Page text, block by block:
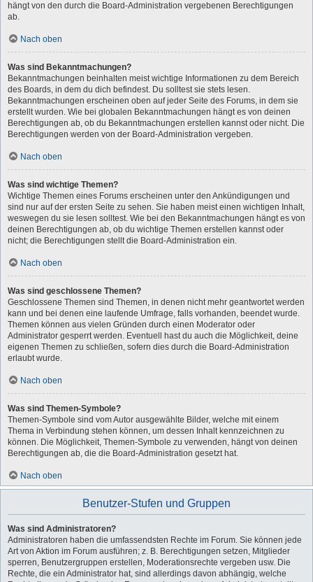
hängt von den durch die Board-Administration vergebenen Berechtigungen
ab.
Nach oben
Was sind Bekanntmachungen?
Bekanntmachungen beinhalten meist wichtige Informationen zu dem Bereich
des Boards, in dem du dich befindest. Du solltest sie stets lesen.
Bekanntmachungen erscheinen oben auf jeder Seite des Forums, in dem sie
erstellt wurden. Wie bei globalen Bekanntmachungen hängt es von deinen
Berechtigungen ab, ob du Bekanntmachungen erstellen kannst oder nicht. Die
Berechtigungen werden von der Board-Administration vergeben.
Nach oben
Was sind wichtige Themen?
Wichtige Themen eines Forums erscheinen unter den Ankündigungen und
sind nur auf der ersten Seite zu sehen. Sie haben meist einen wichtigen Inhalt,
weswegen du sie lesen solltest. Wie bei den Bekanntmachungen hängt es von
deinen Berechtigungen ab, ob du wichtige Themen erstellen kannst oder
nicht; die Berechtigungen stellt die Board-Administration ein.
Nach oben
Was sind geschlossene Themen?
Geschlossene Themen sind Themen, in denen nicht mehr geantwortet werden
kann und bei denen eine laufende Umfrage, falls vorhanden, beendet wurde.
Themen können aus vielen Gründen durch einen Moderator oder
Administrator gesperrt werden. Eventuell hast du auch die Möglichkeit, deine
eigenen Themen zu schließen, sofern dies durch die Board-Administration
erlaubt wurde.
Nach oben
Was sind Themen-Symbole?
Themen-Symbole sind vom Autor ausgewählte Bilder, welche mit einem
Thema in Verbindung stehen können, um dessen Inhalt kennzeichnen zu
können. Die Möglichkeit, Themen-Symbole zu verwenden, hängt von deinen
Berechtigungen ab, die die Board-Administration gesetzt hat.
Nach oben
Benutzer-Stufen und Gruppen
Was sind Administratoren?
Administratoren haben die umfassendsten Rechte im Forum. Sie können jede
Art von Aktion im Forum ausführen; z. B. Berechtigungen setzen, Mitglieder
sperren, Benutzergruppen erstellen, Moderationsrechte vergeben usw. Die
Rechte, die ein Administrator hat, sind allerdings davon abhängig, welche